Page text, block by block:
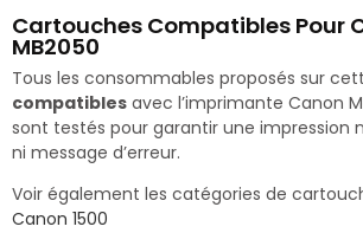
Cartouches Compatibles Pour
MB2050
Tous les consommables proposés sur
compatibles avec l’imprimante Canon
sont testés pour garantir une impression
ni message d’erreur.
Voir également les catégories de
Canon 1500